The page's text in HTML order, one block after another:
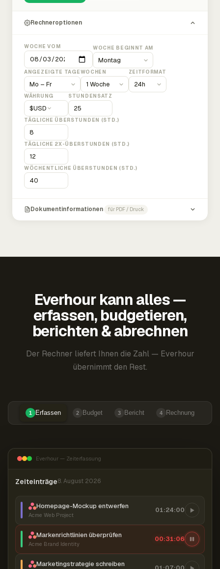
Rechneroptionen
WOCHE VOM WOCHE BEGINNT AM
ANGEZEIGTE TAGEWOCHEN ZEITFORMAT
WÄHRUNG
$USD
STUNDENSATZ
TÄGLICHE ÜBERSTUNDEN (STD.)
TÄGLICHE 2X-ÜBERSTUNDEN (STD.)
WÖCHENTLICHE ÜBERSTUNDEN (STD.)
Dokumentinformationen für PDF / Druck
Everhour kann alles —
erfassen, budgetieren,
berichten & abrechnen
Der Rechner liefert Ihnen die Zahl — Everhour
übernimmt den Rest.
1 Erfassen 2 Budget 3 Bericht 4 Rechnung
Everhour — Zeiterfassung
Zeiteinträge8. August 2026
Homepage-Mockup entwerfen
Acme Web Project
01:24:00
Markenrichtlinien überprüfen
Acme Brand Identity
00:31:07
Marketingstrategie schreiben